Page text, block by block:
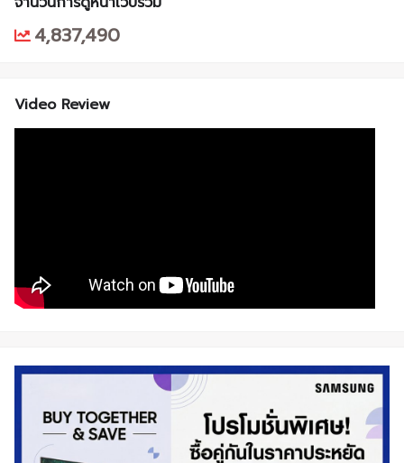
4,837,490
Video Review